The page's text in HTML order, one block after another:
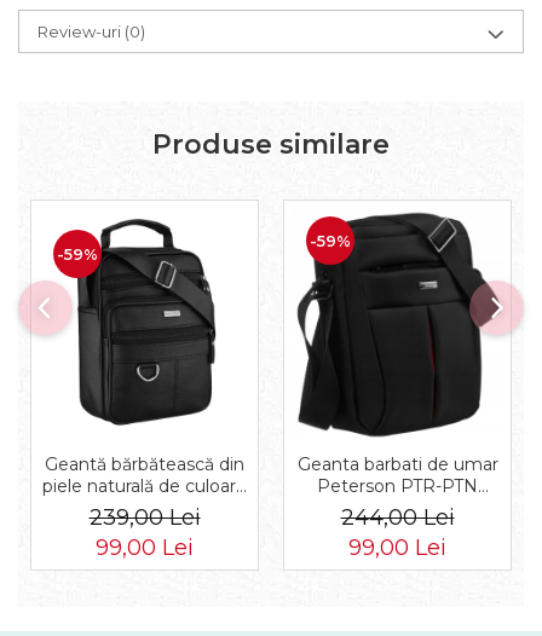
Review-uri (0)
Produse similare
-59%
Geantă bărbătească din
piele naturală de culoare
neagră - Rovicky PTR-R-
ST7-01-7571-BLACK
239,00 Lei
99,00 Lei
-59%
Geanta barbati de umar
Peterson PTR-PTN
73202-7738 BL
244,00 Lei
99,00 Lei